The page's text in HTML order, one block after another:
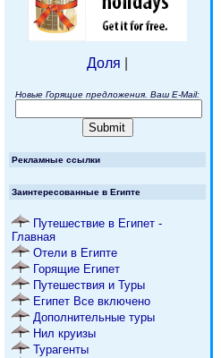
Доля
Новые Горящие предложения. Ваш E-Mail:
Рекламные ссылки
Заинтересованные в Египте
Путешествие в Египет -
Главная
Отели в Египте
Горящие Египет
Путешествия и Туры
Египет Все включено
Дополнительные туры
Нил круизы
Турагенты